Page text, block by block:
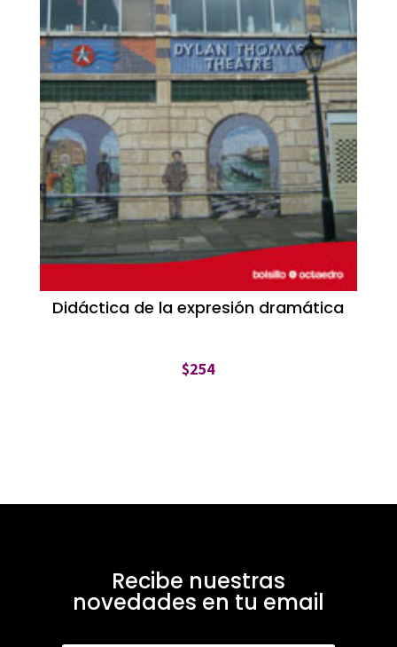
Didáctica de la expresión dramática
$254
Recibe nuestras
novedades en tu email